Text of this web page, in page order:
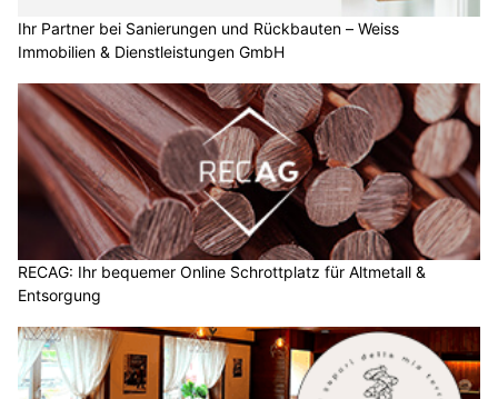
Ihr Partner bei Sanierungen und Rückbauten – Weiss
Immobilien & Dienstleistungen GmbH
RECAG: Ihr bequemer Online Schrottplatz für Altmetall &
Entsorgung